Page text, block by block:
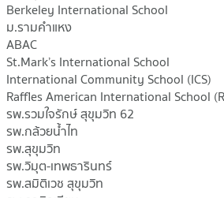
Berkeley International School
ม.รามคำแหง
ABAC
St.Mark’s International School
International Community School (ICS)
Raffles American International School
รพ.รวมใจรักษ์ สุขุมวิท 62
รพ.กล้วยน้ำไท
รพ.สุขุมวิท
รพ.วิมุต-เทพธารินทร์
รพ.สมิติเวช สุขุมวิท